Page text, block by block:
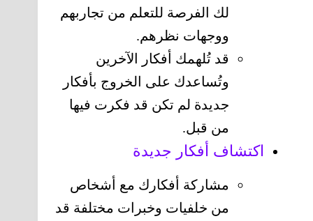
لك الفرصة للتعلم من تجاربهم
ووجهات نظرهم.
قد تُلهمك أفكار الآخرين
وتُساعدك على الخروج بأفكار
جديدة لم تكن قد فكرت فيها
من قبل.
اكتشاف أفكار جديدة
مشاركة أفكارك مع أشخاص
من خلفيات وخبرات مختلفة قد